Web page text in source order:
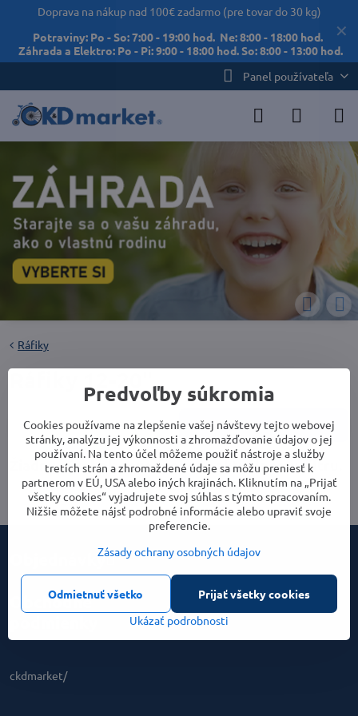
✕
Doprava na nákup nad 100€ zadarmo (pre tovar do 30 kg)
Potraviny: Po - So: 7:00 - 19:00 hod. Ne: 8:00 - 18:00 hod.
Záhrada a Elektro: Po - Pi: 9:00 - 18:00 hod. So: 8:00 - 13:00 hod.
Panel používateľa
Ráfiky
Ráfiky 12-20"
Cena Parametre
Objednávky
Obchodné
ckdmarket/
Predvoľby súkromia
Cookies používame na zlepšenie vašej návštevy tejto webovej
stránky, analýzu jej výkonnosti a zhromažďovanie údajov o jej
používaní. Na tento účel môžeme použiť nástroje a služby
tretích strán a zhromaždené údaje sa môžu preniesť k
partnerom v EÚ, USA alebo iných krajinách. Kliknutím na „Prijať
všetky cookies“ vyjadrujete svoj súhlas s týmto spracovaním.
Nižšie môžete nájsť podrobné informácie alebo upraviť svoje
preferencie.
Zásady ochrany osobných údajov
Ukázať podrobnosti
Prijať všetky cookies
Odmietnuť všetko